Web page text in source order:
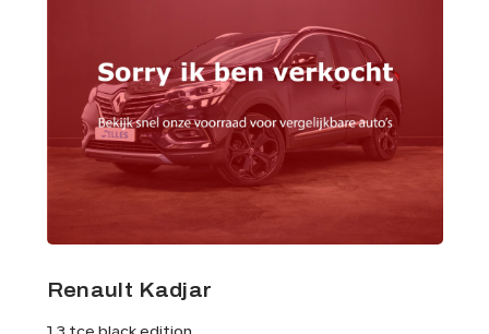
Renault Kadjar